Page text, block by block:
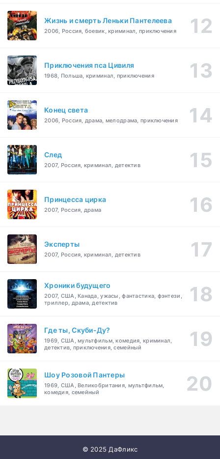
Жизнь и смерть Леньки Пантелеева
2006, Россия, боевик, криминал, приключения
Приключения пса Цивиля
1968, Польша, криминал, приключения
Конец света
2006, Россия, драма, мелодрама, приключения
След
2007, Россия, криминал, детектив
Принцесса цирка
2007, Россия, драма
Эксперты
2007, Россия, криминал, детектив
Хроники будущего
2007, США, Канада, ужасы, фантастика, фэнтези,
триллер, драма, детектив
Где ты, Скуби-Ду?
1969, США, мультфильм, комедия, криминал,
детектив, приключения, семейный
Шоу Розовой Пантеры
1969, США, Великобритания, мультфильм,
комедия, семейный
© 2025 ДаФликс